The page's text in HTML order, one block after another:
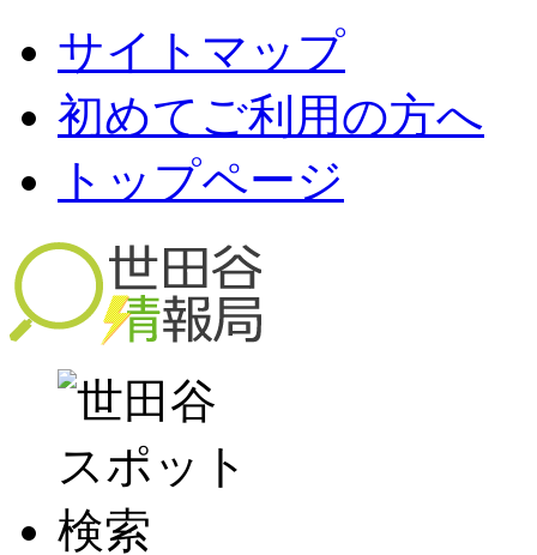
サイトマップ
初めてご利用の方へ
トップページ